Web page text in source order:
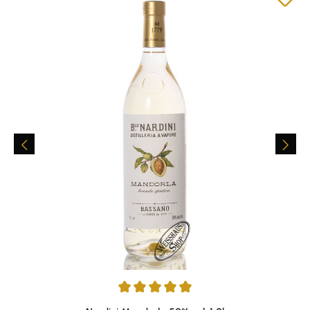
Durchschnittliche Bewertung von 4.89 von 5 Sternen